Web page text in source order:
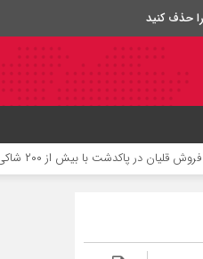
حذف کنید
در پاکدشت با بیش از ۲۰۰ شاکی